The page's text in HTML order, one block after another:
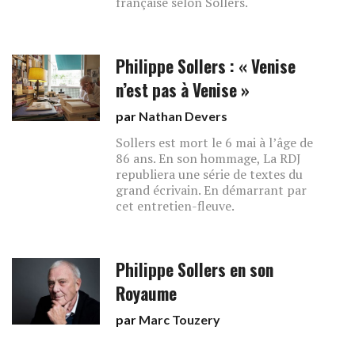
Philippe Sollers : « Venise
n’est pas à Venise »
par Nathan Devers
Sollers est mort le 6 mai à l’âge de
86 ans. En son hommage, La RDJ
republiera une série de textes du
grand écrivain. En démarrant par
cet entretien-fleuve.
Philippe Sollers en son
Royaume
par Marc Touzery